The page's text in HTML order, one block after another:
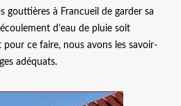
gouttières à Francueil de garder sa
d’eau de pluie soit
ce faire, nous avons les savoir-
adéquats.